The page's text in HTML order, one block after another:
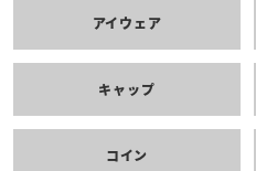
アイウェア
キャップ
コイン